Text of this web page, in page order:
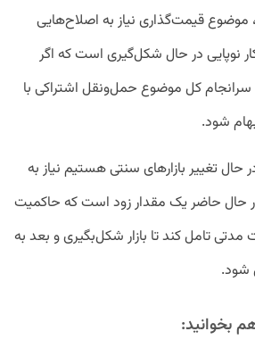
موضوع قیمت‌گذاری نیاز به اصلاح‌هایی
نوپایی در حال شکل‌گیری است که اگر
کل موضوع حمل‌ونقل اشتراکی با
شود.
حال تغییر بازارهای سنتی هستیم نیاز به
در حال حاضر یک مقدار زود است که حاکمیت
مدتی تامل کند تا بازار شکل‌بگیری و بعد به
شود.
بخوانید: